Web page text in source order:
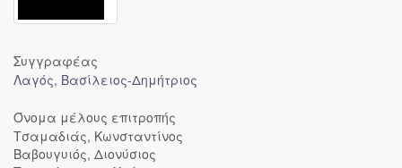
Συγγραφέας
Λαγός, Βασίλειος-Δημήτριος
Όνομα μέλους επιτροπής
Τσαμαδιάς, Κωνσταντίνος
Βαβουγυιός, Διονύσιος